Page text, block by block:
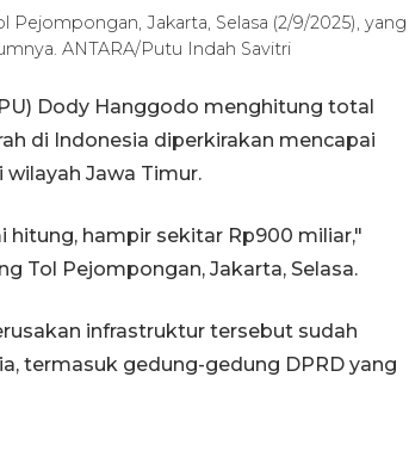
Jakarta, Selasa (2/9/2025), yang
ANTARA/Putu Indah Savitri
Dody Hanggodo menghitung total
di Indonesia diperkirakan mencapai
Jawa Timur.
hampir sekitar Rp900 miliar,"
Tol Pejompongan, Jakarta, Selasa.
infrastruktur tersebut sudah
termasuk gedung-gedung DPRD yang